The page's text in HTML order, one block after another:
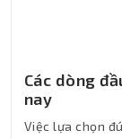
Các dòng
nay
Việc lựa chọn